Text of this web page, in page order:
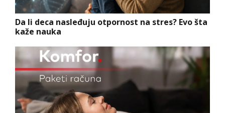
Da li deca nasleđuju otpornost na stres? Evo šta
kaže nauka